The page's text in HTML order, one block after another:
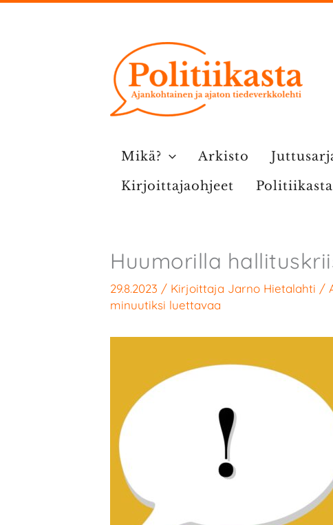
Mikä? Arkisto
Kirjoittajaohjeet
Huumorilla
29.8.2023 / Kirjoittaja Jarno Hietalahti /
minuutiksi luettavaa